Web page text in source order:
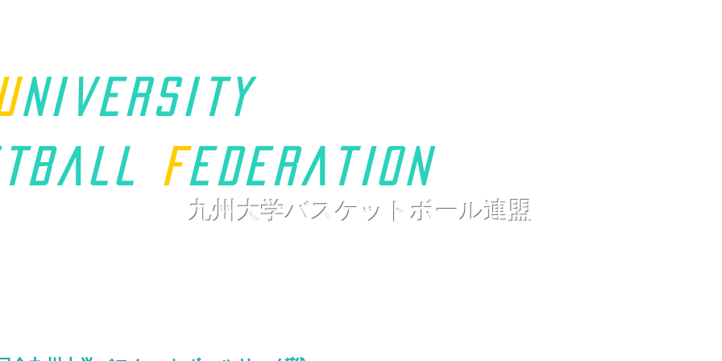
niversity
ball F ederation
九州大学バスケットボール連盟